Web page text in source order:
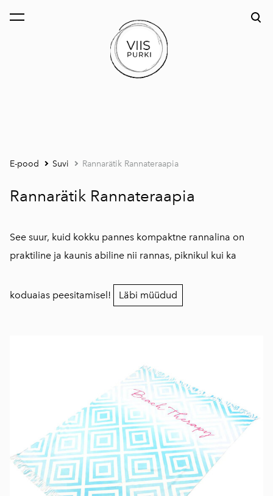
lisati ostukorvi. Vaata ostukorvi
E-pood Suvi Rannarätik Rannateraapia
Rannarätik Rannateraapia
See suur, kuid kokku pannes kompaktne rannalina on
praktiline ja kaunis abiline nii rannas, piknikul kui ka
koduaias peesitamisel! Läbi müüdud